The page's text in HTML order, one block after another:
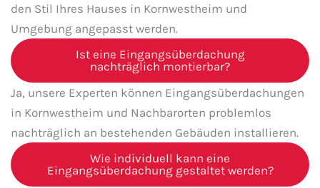
den Stil Ihres Hauses in Kornwestheim und
Umgebung angepasst werden.
Ist eine Eingangsüberdachung
nachträglich montierbar?
Ja, unsere Experten können Eingangsüberdachungen
in Kornwestheim und Nachbarorten problemlos
nachträglich an bestehenden Gebäuden installieren.
Wie individuell kann eine
Eingangsüberdachung gestaltet werden?